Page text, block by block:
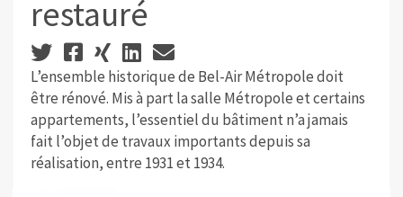
restauré
L’ensemble historique de Bel-Air Métropole doit
être rénové. Mis à part la salle Métropole et certains
appartements, l’essentiel du bâtiment n’a jamais
fait l’objet de travaux importants depuis sa
réalisation, entre 1931 et 1934.